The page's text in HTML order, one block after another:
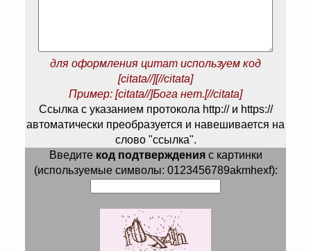
для оформления цитат используем код
[citata//][//citata]
Пример: [citata//]Бога нет.[//citata]
Ссылка с указанием протокола http:// и https://
автоматически преобразуется и навешивается на
слово "ссылка".
Введите код подтвержденияс картинки
(используемые символы: 0123456789akmhexf):